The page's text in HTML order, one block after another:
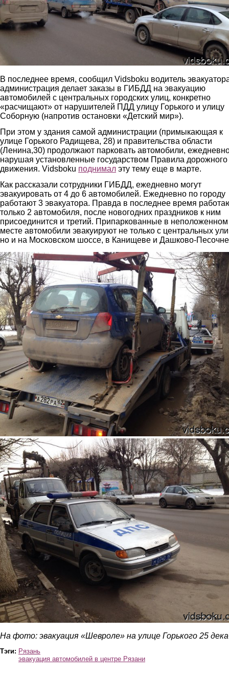
В последнее время, сообщил Vidsboku водитель
администрация делает заказы в ГИБДД на эвакуацию
автомобилей с центральных городских улиц, конкретно
«расчищают» от нарушителей ПДД улицу Горького и улицу
Соборную (напротив остановки «Детский мир»).
При этом у здания самой администрации (примыкающая к
улице Горького Радищева, 28) и правительства области
(Ленина,30) продолжают парковать автомобили,
нарушая установленные государством Правила дорожного
движения. Vidsboku поднимал эту тему еще в марте.
Как рассказали сотрудники ГИБДД, ежедневно могут
эвакуировать от 4 до 6 автомобилей. Ежедневно по городу
работают 3 эвакуатора. Правда в последнее время
только 2 автомобиля, после новогодних праздников к ним
присоединится и третий. Припаркованные в неположенном
месте автомобили эвакуируют не только с центральных
но и на Московском шоссе, в Канищеве и Дашково-
3.jpg
5.jpg
На фото: эвакуация «Шевроле» на улице Горького 25
Тэги: Рязань
эвакуация автомобилей в центре Рязани